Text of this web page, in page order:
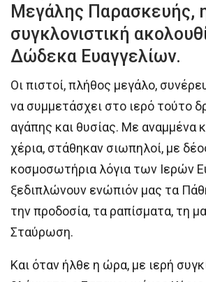
Μεγάλης Παρασκευής,
συγκλονιστική
Δώδεκα Ευαγγελίων.
Οι πιστοί, πλήθος μεγάλο,
να συμμετάσχει στο ιερό τούτο
αγάπης και θυσίας. Με αναμμένα
χέρια, στάθηκαν σιωπηλοί, με
κοσμοσωτήρια λόγια των Ιερών
ξεδιπλώνουν ενώπιόν μας τα
την προδοσία, τα ραπίσματα, τη
Σταύρωση.
Και όταν ήλθε η ώρα, με ιερή